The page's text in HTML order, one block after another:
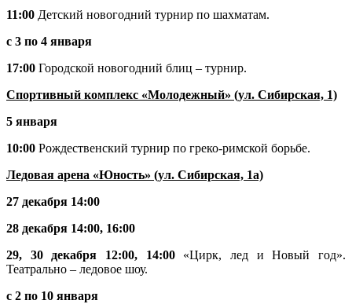
11:00 Детский новогодний турнир по шахматам.
с 3 по 4 января
17:00 Городской новогодний блиц – турнир.
Спортивный комплекс «Молодежный» (ул. Сибирская, 1)
5 января
10:00 Рождественский турнир по греко-римской борьбе.
Ледовая арена «Юность» (ул. Сибирская, 1а)
27 декабря 14:00
28 декабря 14:00, 16:00
29, 30 декабря 12:00, 14:00 «Цирк, лед и Новый год».
Театрально – ледовое шоу.
с 2 по 10 января